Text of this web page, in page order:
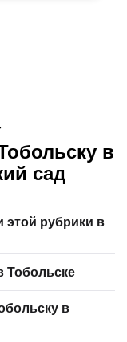
в
сад
рубрики в
Тобольске
в